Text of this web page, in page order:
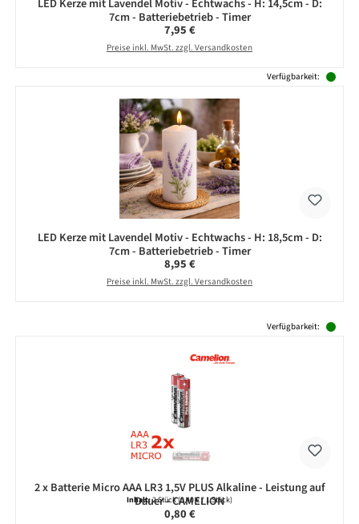
7cm - Batteriebetrieb - Timer
Regulärer Preis:
7,95 €
Preise inkl. MwSt. zzgl. Versandkosten
Verfügbarkeit:
LED Kerze mit Lavendel Motiv - Echtwachs - H: 18,5cm - D:
7cm - Batteriebetrieb - Timer
Regulärer Preis:
8,95 €
Preise inkl. MwSt. zzgl. Versandkosten
Verfügbarkeit:
2 x Batterie Micro AAA LR3 1,5V PLUS Alkaline - Leistung auf
Dauer - CAMELION
Inhalt:2 Stück(0,40 € / 1 Stück)
Regulärer Preis:
0,80 €